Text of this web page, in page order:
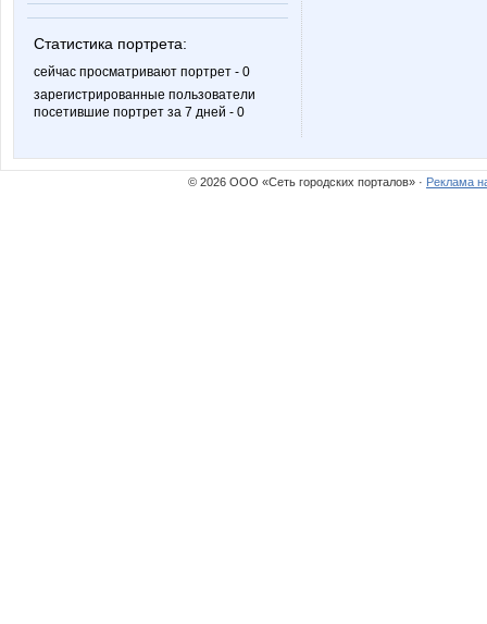
Статистика портрета:
сейчас просматривают портрет - 0
зарегистрированные пользователи
посетившие портрет за 7 дней - 0
© 2026 ООО «Сеть городских порталов» · Реклама